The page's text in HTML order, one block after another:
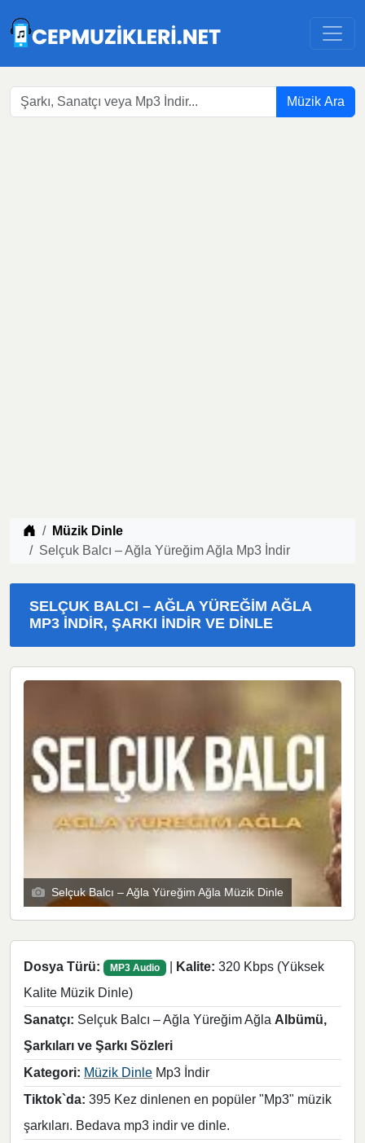
Müzik Ara
Müzik indir
Müzik Dinle
Selçuk Balcı – Ağla Yüreğim Ağla Mp3 İndir
SELÇUK BALCI – AĞLA YÜREĞIM AĞLA
MP3 İNDIR, ŞARKI İNDIR VE DINLE
Selçuk Balcı – Ağla Yüreğim Ağla Müzik Dinle
Dosya Türü: MP3 Audio | Kalite: 320 Kbps (Yüksek
Kalite Müzik Dinle)
Sanatçı: Selçuk Balcı – Ağla Yüreğim Ağla Albümü,
Şarkıları ve Şarkı Sözleri
Kategori: Müzik Dinle Mp3 İndir
Tiktok`da: 395 Kez dinlenen en popüler "Mp3" müzik
şarkıları. Bedava mp3 indir ve dinle.